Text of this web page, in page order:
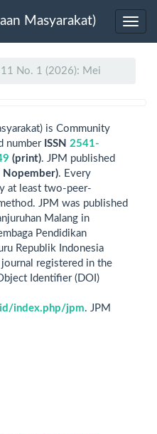
No. 1 (2026): Mei
is Community
number ISSN 2541-
(print). JPM published
Nopember). Every
at least two-peer-
JPM was published
Malang in
Pendidikan
Republik Indonesia
journal registered in the
Identifier (DOI)
index.php/jpm. JPM